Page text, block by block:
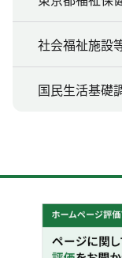
社会福祉施設
国民生活基礎